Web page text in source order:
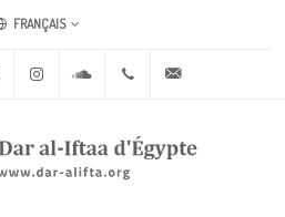
FRANÇAIS
Youtube Instagram Soundcloud+20 2 25970400